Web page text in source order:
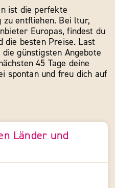
ist die perfekte
zu entfliehen. Bei ltur,
Europas, findest du
die besten Preise. Last
günstigsten Angebote
45 Tage deine
spontan und freu dich auf
Länder und